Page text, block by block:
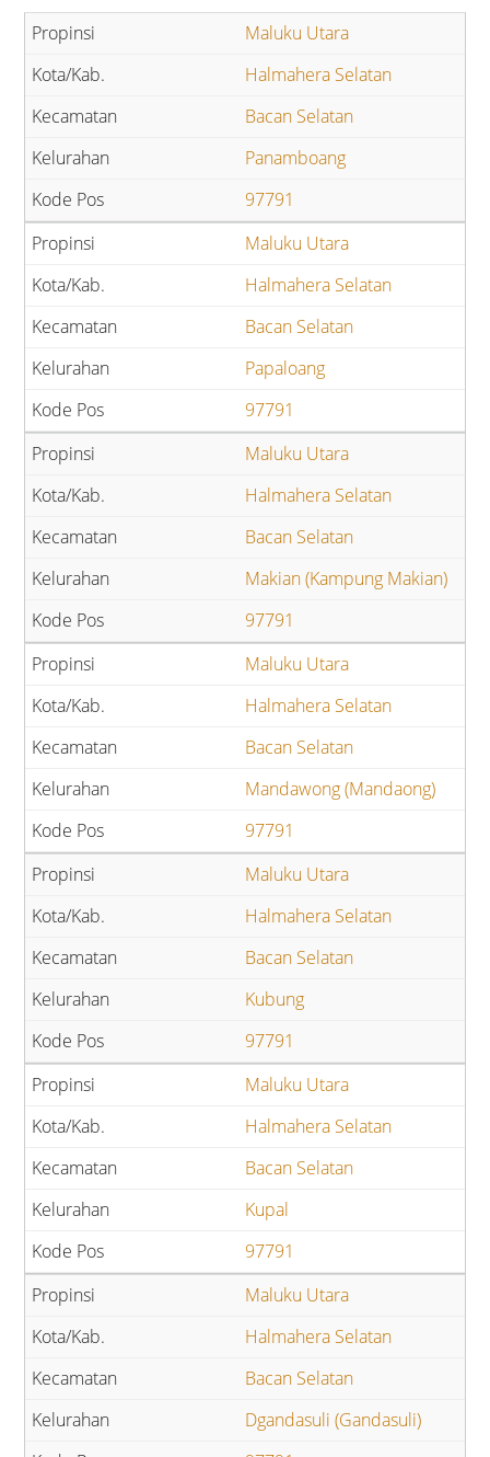
Maluku Utara
Halmahera Selatan
Bacan Selatan
Panamboang
97791
Maluku Utara
Halmahera Selatan
Bacan Selatan
Papaloang
97791
Maluku Utara
Halmahera Selatan
Bacan Selatan
Makian (Kampung Makian)
97791
Maluku Utara
Halmahera Selatan
Bacan Selatan
Mandawong (Mandaong)
97791
Maluku Utara
Halmahera Selatan
Bacan Selatan
Kubung
97791
Maluku Utara
Halmahera Selatan
Bacan Selatan
Kupal
97791
Maluku Utara
Halmahera Selatan
Bacan Selatan
Dgandasuli (Gandasuli)